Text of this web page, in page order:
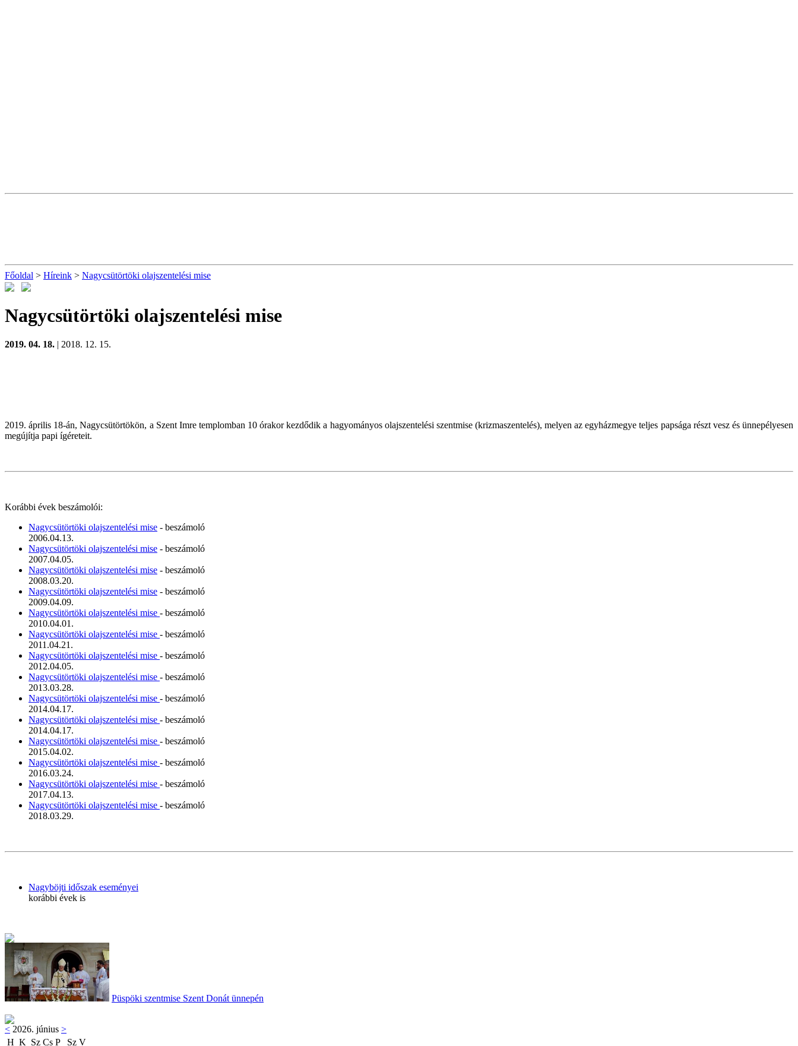
Főoldal > Híreink > Nagycsütörtöki olajszentelési mise
Nagycsütörtöki olajszentelési mise
2019. 04. 18. | 2018. 12. 15.
2019. április 18-án, Nagycsütörtökön, a Szent Imre templomban 10 órakor kezdődik a hagyományos olajszentelési szentmise (krizmaszentelés), melyen az egyházmegye teljes papsága részt vesz és ünnepélyesen
megújítja papi ígéreteit.
Korábbi évek beszámolói:
Nagycsütörtöki olajszentelési mise - beszámoló
2006.04.13.
Nagycsütörtöki olajszentelési mise - beszámoló
2007.04.05.
Nagycsütörtöki olajszentelési mise - beszámoló
2008.03.20.
Nagycsütörtöki olajszentelési mise - beszámoló
2009.04.09.
Nagycsütörtöki olajszentelési mise - beszámoló
2010.04.01.
Nagycsütörtöki olajszentelési mise - beszámoló
2011.04.21.
Nagycsütörtöki olajszentelési mise - beszámoló
2012.04.05.
Nagycsütörtöki olajszentelési mise - beszámoló
2013.03.28.
Nagycsütörtöki olajszentelési mise - beszámoló
2014.04.17.
Nagycsütörtöki olajszentelési mise - beszámoló
2014.04.17.
Nagycsütörtöki olajszentelési mise - beszámoló
2015.04.02.
Nagycsütörtöki olajszentelési mise - beszámoló
2016.03.24.
Nagycsütörtöki olajszentelési mise - beszámoló
2017.04.13.
Nagycsütörtöki olajszentelési mise - beszámoló
2018.03.29.
Nagyböjti időszak eseményei
korábbi évek is
Püspöki szentmise Szent Donát ünnepén
< 2026. június >
H K Sz Cs P Sz V